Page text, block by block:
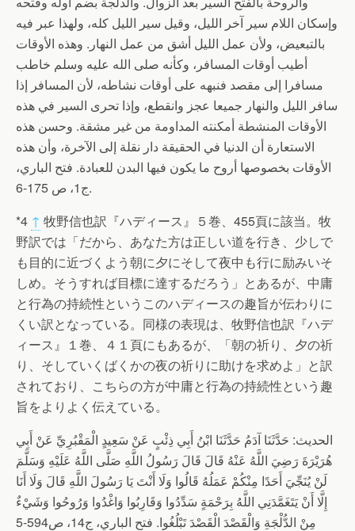
وإسكان اللام سير آخر الليل، وقيل سير الليل كله، ولهذا عبر فيه
بالتبعيض، ولأن عمل الليل أشق من عمل النهار. وهذه الأوقات
أطيب أوقات المسافر، وكأنه صلى الله عليه وسلم خاطب
مسافرا إلى مقصد فنبهه على أوقات نشاطه، لأن المسافر إذا
سافر الليل والنهار جميعا عجز وانقطع، وإذا تحرى السير في هذه
الأوقات المنشطة أمكنته المداومة من غير مشقة. وحسن هذه
الاستعارة أن الدنيا في الحقيقة دار نقلة إلى الآخرة، وأن هذه
الأوقات بخصوصها أروح ما يكون فيها البدن للعبادة. فتح الباري،
ج1، ص 175-6.
*4 ↑ 牧野信也訳『ハディース』５巻、455頁に該当。牧
野訳では「だから、あなた方は正しい道を行き、少しで
も目的に近づくよう朝に夕にそして夜中も行に励みいそ
しめ。そうすれば目標に達するだろう」とあるが、中庸
と行為の持続性というこのハディースの趣旨が伝わりに
くい訳となっている。同様の表現は、牧野信也訳『ハデ
ィース』１巻、４１頁にもあるが、「朝の祈り、夕の祈
り、そしていくばくかの夜の祈りに助けを求めよ」と訳
されており、こちらの方が中庸と行為の持続性という趣
旨をよりよく伝えている。
الحديث: حَدَّثَنَا آدَمُ حَدَّثَنَا ابْنُ أَبِي ذِئْبٍ عَنْ سَعِيدٍ الْمَقْبُرِيِّ عَنْ أَبِي
هُرَيْرَةَ رَضِيَ اللَّهُ عَنْهُ قَالَ قَالَ رَسُولُ اللَّهِ صَلَّى اللَّهُ عَلَيْهِ وَسَلَّمَ
لَنْ يُنَجِّيَ أَحَدًا مِنْكُمْ عَمَلُهُ قَالُوا وَلَا أَنْتَ يَا رَسُولَ اللَّهِ قَالَ وَلَا أَنَا
إِلَّا أَنْ يَتَغَمَّدَنِي اللَّهُ بِرَحْمَةٍ سَدِّدُوا وَقَارِبُوا وَاغْدُوا وَرُوحُوا وَشَيْءٌ
مِنْ الدُّلْجَةِ وَالْقَصْدَ الْقَصْدَ تَبْلُغُوا. فتح الباري، ج14، ص594-5